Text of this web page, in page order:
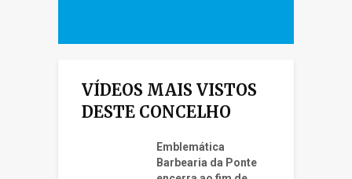
VÍDEOS MAIS VISTOS
DESTE CONCELHO
Emblemática
Barbearia da Ponte